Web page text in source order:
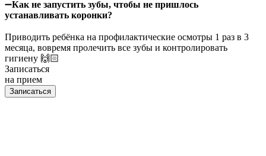
➖Как не запустить зубы, чтобы не пришлось
устанавливать коронки?
Приводить ребёнка на профилактические осмотры 1 раз в 3
месяца, вовремя пролечить все зубы и контролировать
гигиену 🙌🏻
Записаться
на прием
Записаться